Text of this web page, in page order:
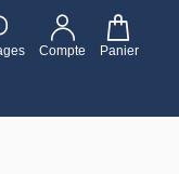
Compte Panier